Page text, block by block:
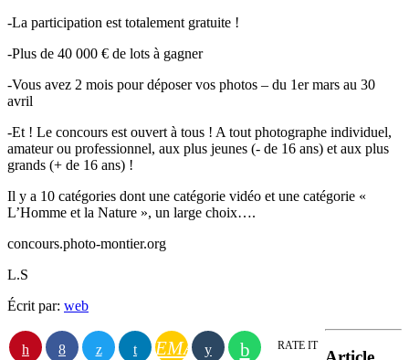
-La participation est totalement gratuite !
-Plus de 40 000 € de lots à gagner
-Vous avez 2 mois pour déposer vos photos – du 1er mars au 30
avril
-Et ! Le concours est ouvert à tous ! A tout photographe individuel,
amateur ou professionnel, aux plus jeunes (- de 16 ans) et aux plus
grands (+ de 16 ans) !
Il y a 10 catégories dont une catégorie vidéo et une catégorie «
L’Homme et la Nature », un large choix….
concours.photo-montier.org
L.S
Écrit par: web
EMAIL RATE IT